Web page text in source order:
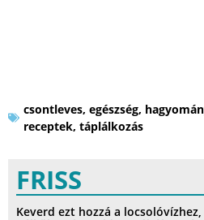
csontleves, egészség,
receptek, táplálkozás
FRISS
Keverd ezt hozzá a